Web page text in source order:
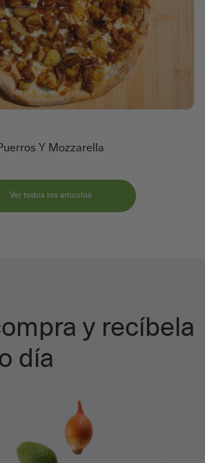
Y Mozzarella
Ver todos los artículos
y recíbela
día